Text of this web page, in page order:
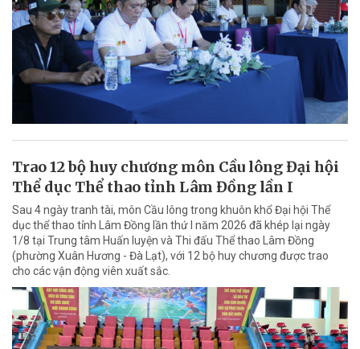
Trao 12 bộ huy chương môn Cầu lông Đại hội
Thể dục Thể thao tỉnh Lâm Đồng lần I
Sau 4 ngày tranh tài, môn Cầu lông trong khuôn khổ Đại hội Thể
dục thể thao tỉnh Lâm Đồng lần thứ I năm 2026 đã khép lại ngày
1/8 tại Trung tâm Huấn luyện và Thi đấu Thể thao Lâm Đồng
(phường Xuân Hương - Đà Lạt), với 12 bộ huy chương được trao
cho các vận động viên xuất sắc.